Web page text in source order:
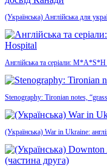
(Українська) Англійська для
Англійська та серіали:
Stenography: Tironian notes,
(Українська) War in Ukraine: